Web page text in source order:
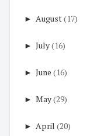
► August(17)
► July(16)
► June (16)
► May(29)
► April (20)